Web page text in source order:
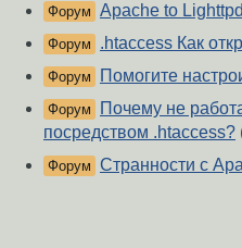
Форум Apache to Lighttpd
Форум .htaccess Как
Форум Помогите
Форум
Почему не
посредством .htaccess?
Форум Странности с